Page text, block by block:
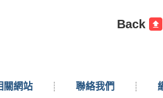
Back
關網站 聯絡我們